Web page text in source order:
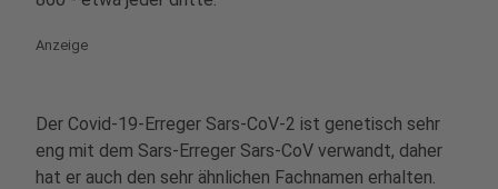
Anzeige
Der Covid-19-Erreger Sars-CoV-2 ist genetisch sehr
eng mit dem Sars-Erreger Sars-CoV verwandt, daher
hat er auch den sehr ähnlichen Fachnamen erhalten.